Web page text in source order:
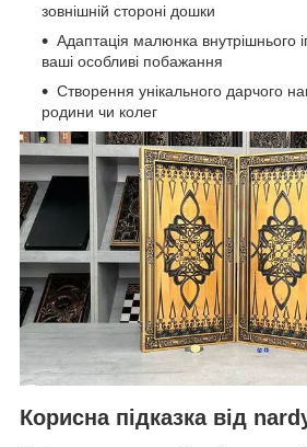
зовнішній стороні дошки
Адаптація малюнка внутрішнього
ваші особливі побажання
Створення унікального дарчого
родини чи колег
Корисна підказка від